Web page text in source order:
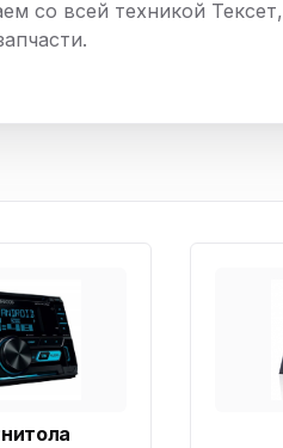
воздуха
со всей техникой Тексет,